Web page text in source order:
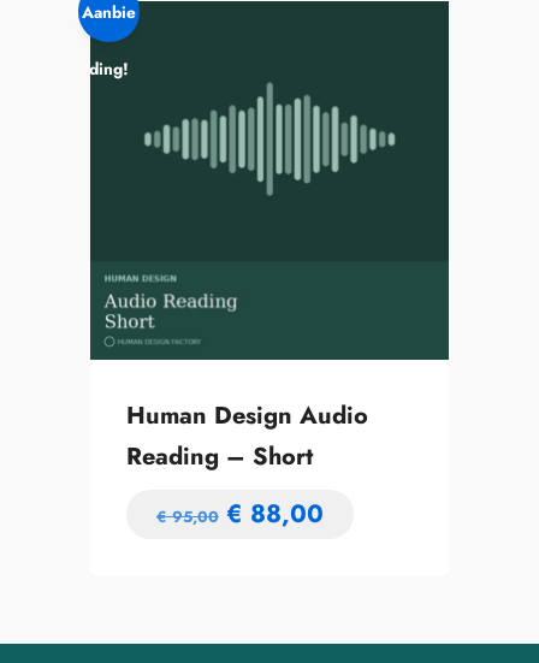
Aanbie
ding!
Human Design Audio
Reading – Short
€95,00 € 88,00